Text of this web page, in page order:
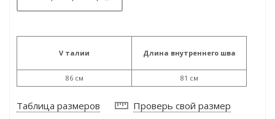
V талии
86 см
Длина внутреннего шва
81 см
Таблица размеров Проверь свой размер